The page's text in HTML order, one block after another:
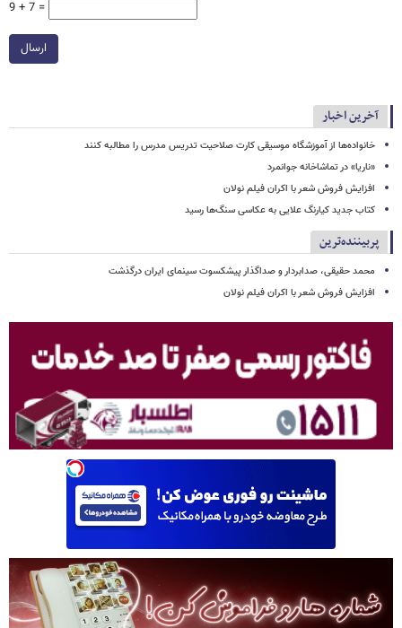
9 + 7 =
ارسال
آخرین اخبار
خانواده‌ها از آموزشگاه موسیقی کارت صلاحیت تدریس مدرس را مطالبه کنند
«ناریا» در تماشاخانه جوانمرد
افزایش فروش شعر با اکران فیلم نولان
کتاب جدید کیارنگ علایی به عکاسی سنگ‌ها رسید
پربیننده‌ترین
محمد حقیقی، صدابردار و صداگذار پیشکسوت سینمای ایران درگذشت
افزایش فروش شعر با اکران فیلم نولان